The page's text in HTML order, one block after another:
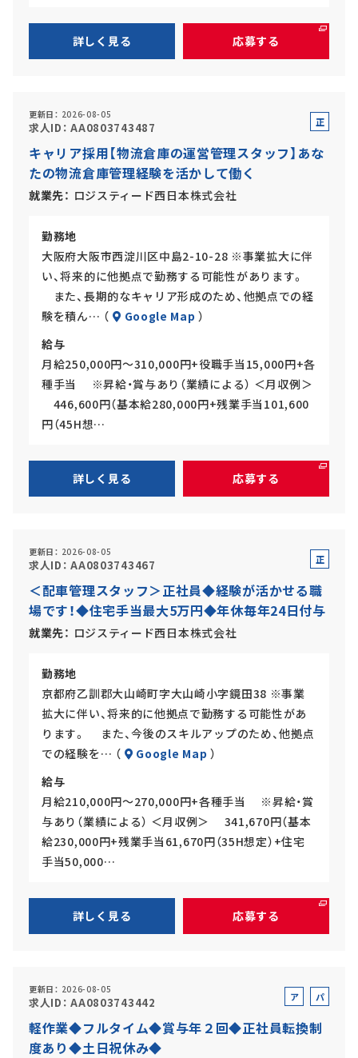
詳しく見る 応募する
更新日 2026-08-05
求人ID AA0803743487
正
員
キャリア採用【物流倉庫の運営管理スタッフ】あな
たの物流倉庫管理経験を活かして働く
就業先 ロジスティード西日本株式会社
勤務地
大阪府大阪市西淀川区中島2-10-28 ※事業拡大に伴
い、将来的に他拠点で勤務する可能性があります。
また、長期的なキャリア形成のため、他拠点での経
験を積ん… （
Google Map ）
給与
月給250,000円～310,000円+役職手当15,000円+各
種手当 ※昇給・賞与あり（業績による） ＜月収例＞
446,600円（基本給280,000円+残業手当101,600
円（45H想…
詳しく見る 応募する
更新日 2026-08-05
求人ID AA0803743467
正
員
＜配車管理スタッフ＞正社員◆経験が活かせる職
場です！◆住宅手当最大5万円◆年休毎年24日付与
就業先 ロジスティード西日本株式会社
勤務地
京都府乙訓郡大山崎町字大山崎小字鏡田38 ※事業
拡大に伴い、将来的に他拠点で勤務する可能性があ
ります。 また、今後のスキルアップのため、他拠点
での経験を… （
Google Map ）
給与
月給210,000円～270,000円+各種手当 ※昇給・賞
与あり（業績による） ＜月収例＞ 341,670円（基本
給230,000円+残業手当61,670円（35H想定）+住宅
手当50,000…
詳しく見る 応募する
更新日 2026-08-05
求人ID AA0803743442
ア
バ
パ
ト
軽作業◆フルタイム◆賞与年２回◆正社員転換制
度あり◆土日祝休み◆